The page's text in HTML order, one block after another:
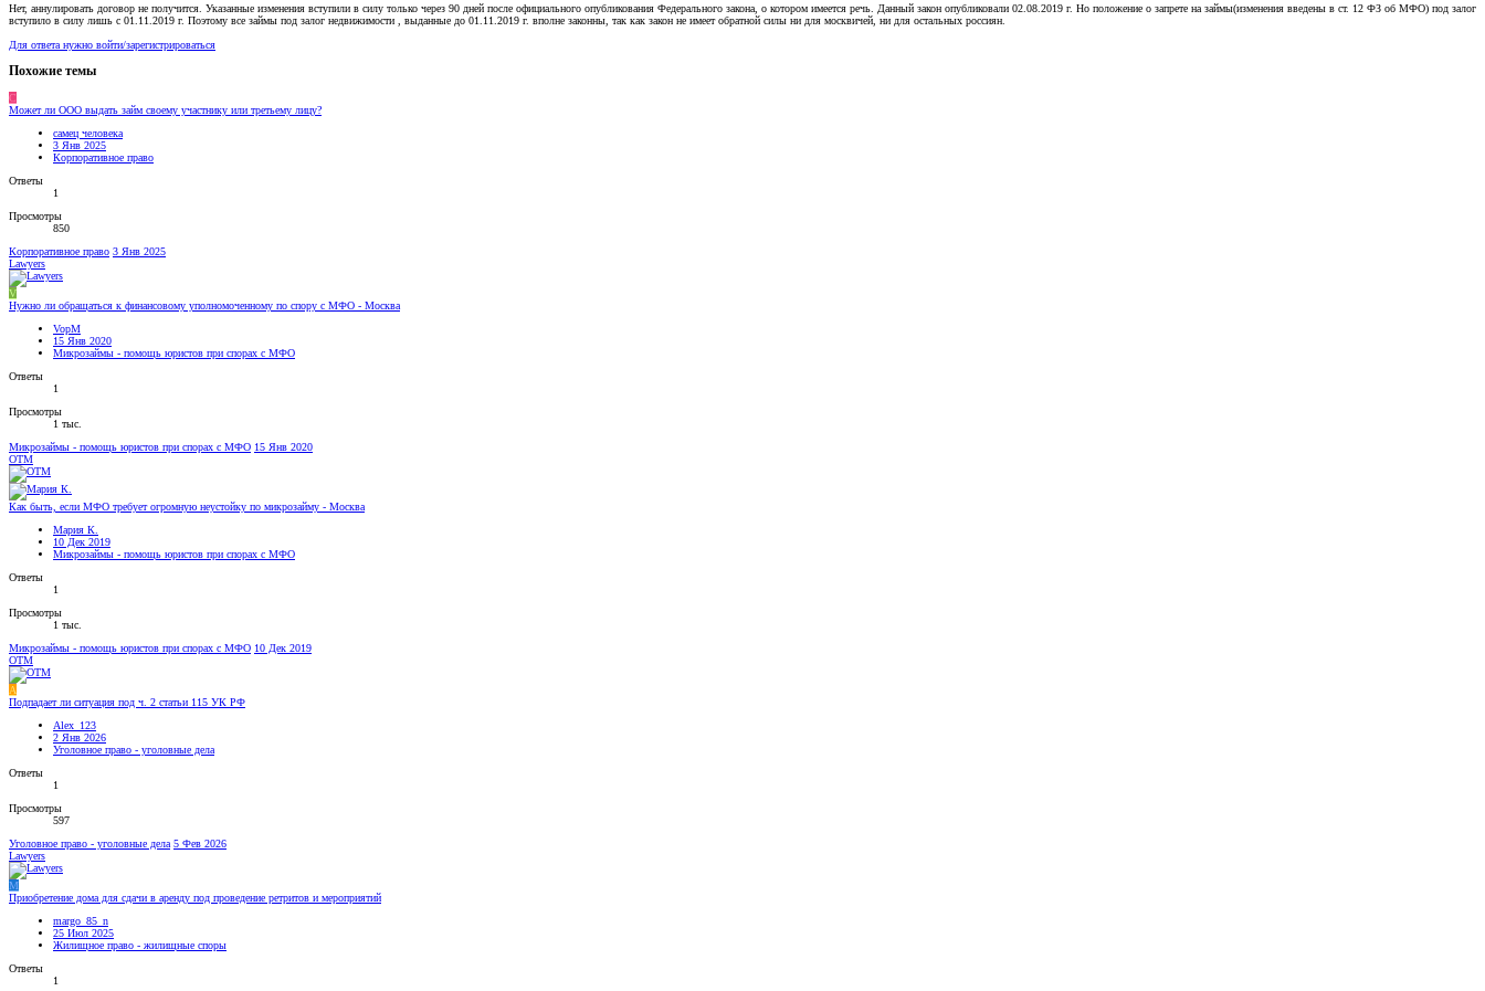
Нет, аннулировать договор не получится. Указанные изменения вступили в силу только через 90 дней после официального опубликования Федерального закона, о котором имеется речь. Данный закон опубликовали 02.08.2019 г. Но положение о запрете на займы(изменения введены в ст. 12 ФЗ об МФО) под залог
вступило в силу лишь с 01.11.2019 г. Поэтому все займы под залог недвижимости , выданные до 01.11.2019 г. вполне законны, так как закон не имеет обратной силы ни для москвичей, ни для остальных россиян.
Для ответа нужно войти/зарегистрироваться
Похожие темы
С
Может ли ООО выдать займ своему участнику или третьему лицу?
самец человека
3 Янв 2025
Корпоративное право
Ответы
1
Просмотры
850
Корпоративное право 3 Янв 2025
Lawyers
V
Нужно ли обращаться к финансовому уполномоченному по спору с МФО - Москва
VopM
15 Янв 2020
Микрозаймы - помощь юристов при спорах с МФО
Ответы
1
Просмотры
1 тыс.
Микрозаймы - помощь юристов при спорах с МФО 15 Янв 2020
OTM
Как быть, если МФО требует огромную неустойку по микрозайму - Москва
Мария К.
10 Дек 2019
Микрозаймы - помощь юристов при спорах с МФО
Ответы
1
Просмотры
1 тыс.
Микрозаймы - помощь юристов при спорах с МФО 10 Дек 2019
OTM
A
Подпадает ли ситуация под ч. 2 статьи 115 УК РФ
Alex_123
2 Янв 2026
Уголовное право - уголовные дела
Ответы
1
Просмотры
597
Уголовное право - уголовные дела 5 Фев 2026
Lawyers
M
Приобретение дома для сдачи в аренду под проведение ретритов и мероприятий
margo_85_n
25 Июл 2025
Жилищное право - жилищные споры
Ответы
1